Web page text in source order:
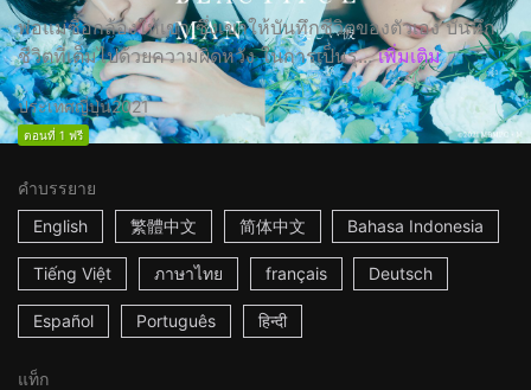
พ่อแม่ซื้อกล้องให้เขา ซึ่งเขาให้บันทึกชีวิตของตัวเอง บันทึก
ชีวิตที่เต็มไปด้วยความผิดหวัง ในการเป็นรุ... เพิ่มเติม
ประเทศญี่ปุ่น2021
ตอนที่ 1 ฟรี
คำบรรยาย
English
繁體中文 简体中文 Bahasa Indonesia
Tiếng Việt ภาษาไทย français Deutsch
Español Português हिन्दी
แท็ก